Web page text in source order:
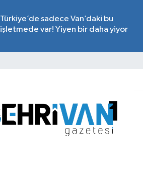
Türkiye’de sadece Van’daki bu
işletmede var! Yiyen bir daha yiyor